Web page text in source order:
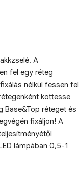
A
fel egy réteg
nélkül fessen fel
köttesse
Base&Top réteget és
fixáljon! A
lámpában 0,5-1